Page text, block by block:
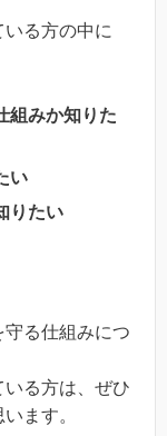
いる方の中に
組みか知りた
い
りたい
る仕組みにつ
る方は、ぜひ
ます。